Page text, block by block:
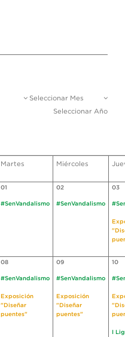
Seleccionar Mes
Seleccionar Año
Martes Miércoles
01
#SenVandalismo
02
#SenVandalismo
03
08
#SenVandalismo
Exposición
"Diseñar
puentes"
09
#SenVandalismo
Exposición
"Diseñar
puentes"
10
I